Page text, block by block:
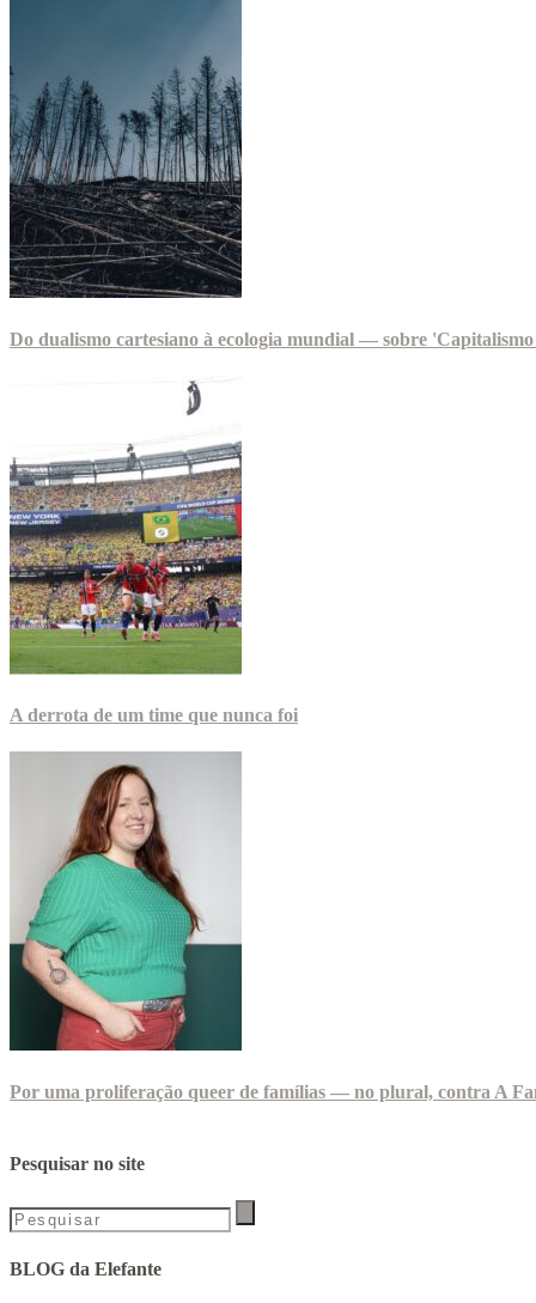
Do dualismo cartesiano à ecologia mundial — sobre
A derrota de um time que nunca foi
Por uma proliferação queer de famílias — no plural, contra A
Pesquisar no site
BLOG da Elefante